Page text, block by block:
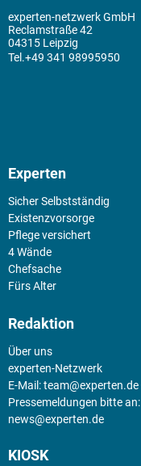
experten-netzwerk GmbH
Reclamstraße 42
04315 Leipzig
+49 341 98995950
Experten
Sicher Selbstständig
Existenz­vorsorge
Pflege versichert
4 Wände
Chefsache
Fürs Alter
Redaktion
Über uns
experten-Netzwerk
E-Mail:team@experten.de
Pressemeldungen bitte an:
news@experten.de
KIOSK